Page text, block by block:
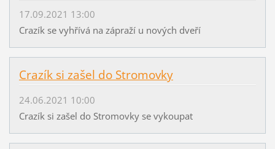
17.09.2021 13:00
Crazík se vyhřívá na zápraží u nových dveří
Crazík si zašel do Stromovky
24.06.2021 10:00
Crazík si zašel do Stromovky se vykoupat